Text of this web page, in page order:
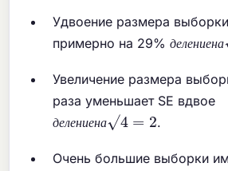
Удвоение размера
примерно на 29%д ел ен и ен а
ен
Увеличение размера
раза уменьшает SE вдвое
д ел ен и ен а
д е ен 4.
Очень большие выборки